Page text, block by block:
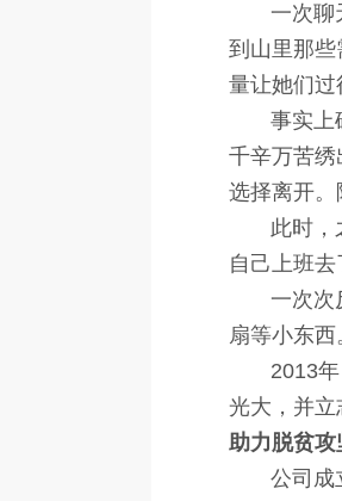
一次聊天
到山里那些
量让她们过
事实上确
千辛万苦
选择离开。
此时，之
自己上班
一次次反
扇等小东西
2013年，
光大，并立
助力脱贫
公司成立